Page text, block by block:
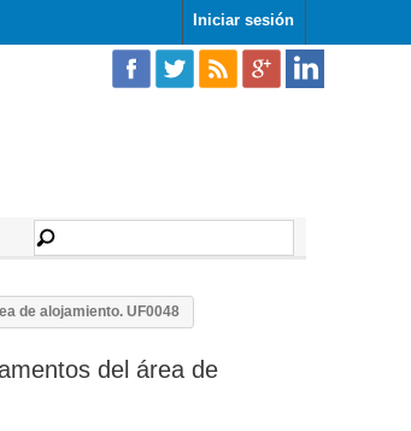
Iniciar sesión
de alojamiento. UF0048
del área de